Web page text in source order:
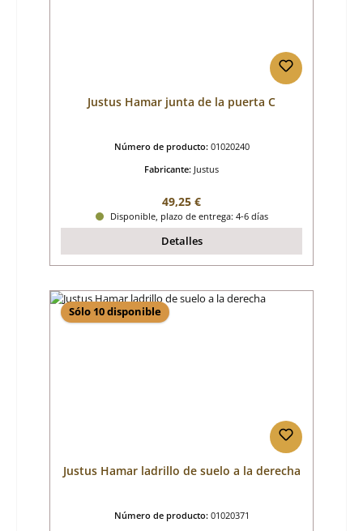
Justus Hamar junta de la puerta C
Número de producto: 01020240
Fabricante: Justus
Precio normal:
49,25 €
Disponible, plazo de entrega: 4-6 días
Detalles
Sólo 10 disponible
Justus Hamar ladrillo de suelo a la derecha
Número de producto: 01020371